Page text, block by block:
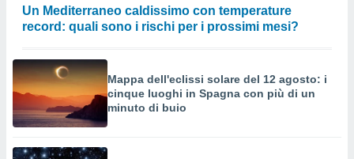
Un Mediterraneo caldissimo con temperature
record: quali sono i rischi per i prossimi mesi?
Mappa dell'eclissi solare del 12 agosto: i
cinque luoghi in Spagna con più di un
minuto di buio